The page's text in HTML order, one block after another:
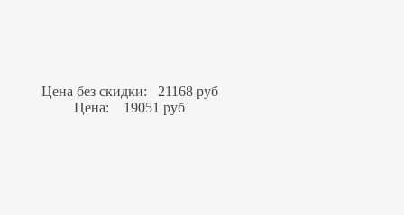
Цена без скидки:
21168 руб
Цена:
19051 руб